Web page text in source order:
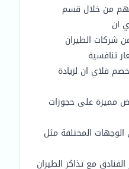
من خلال قسم
ان
شركات الطيران
تنافسية
فلاي ان لزيادة
مميزة على حجوزات
المختلفة مثل
مع تذاكر الطيران